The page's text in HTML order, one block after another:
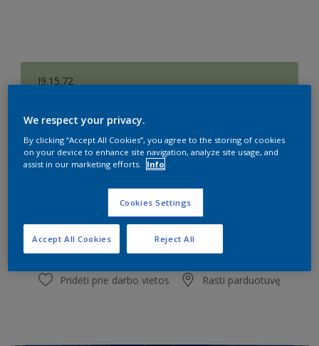
J9.15.72
Dydis
0,9 l 4,2 l
Dažų kiekio skaičiuoklė
Skaičiuoti
Pridėti prie darbo vietos Rasti parduotuvę
We respect your privacy.
By clicking “Accept All Cookies”, you agree to the storing of cookies
on your device to enhance site navigation, analyze site usage, and
assist in our marketing efforts.
Info
Cookies Settings
Reject All
Accept All Cookies